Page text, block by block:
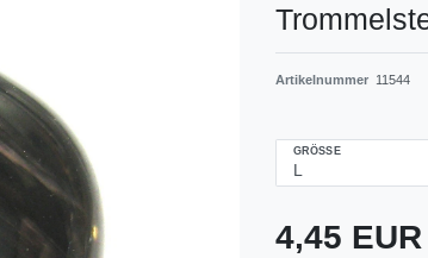
Artikelnummer 11544
GRÖSSE
4,45 EUR